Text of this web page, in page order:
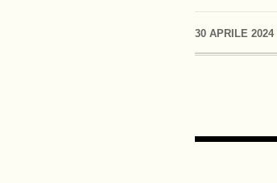
30 APRILE 2024